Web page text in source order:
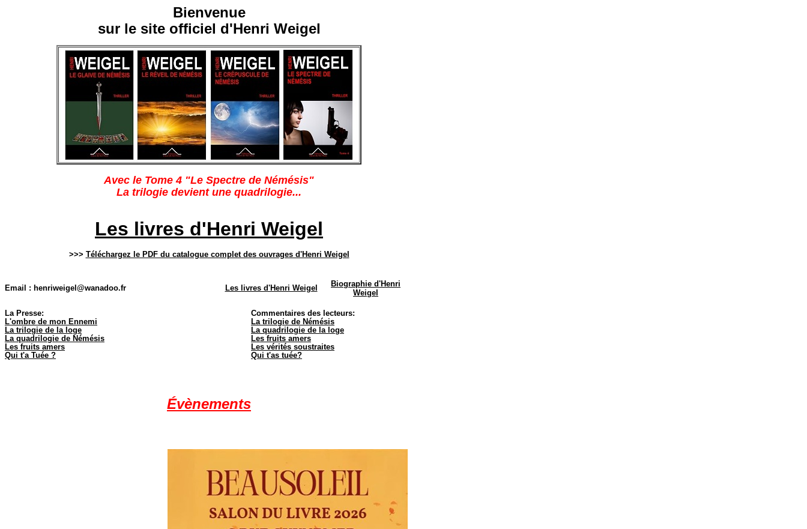
Bienvenue
sur le site officiel d'Henri Weigel
Avec le Tome 4 "Le Spectre de Némésis"
La trilogie devient une quadrilogie...
Les livres d'Henri Weigel
>>> Téléchargez le PDF du catalogue complet des ouvrages d'Henri Weigel
Email : henriweigel@wanadoo.fr Les livres d'Henri Weigel
Biographie d'Henri
Weigel
La Presse:
L'ombre de mon Ennemi
La trilogie de la loge
La quadrilogie de Némésis
Les fruits amers
Qui t'a Tuée ?
Commentaires des lecteurs:
La trilogie de Némésis
La quadrilogie de la loge
Les fruits amers
Les vérités soustraites
Qui t'as tuée?
Évènements